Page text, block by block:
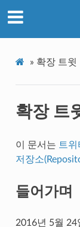
» 확장 트윗
확장 트
이 문서는 트
저장소
들어가며
2016년 5월 24